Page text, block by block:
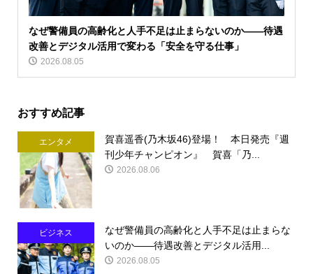
なぜ警備員の高齢化と人手不足は止まらないのか――待遇
改善とデジタル活用で変わる「安全を守る仕事」
2026.08.05
おすすめ記事
エンタメ
賀喜遥香(乃木坂46)登場！ 本日発売『週
刊少年チャンピオン』 賀喜「乃...
2026.08.06
ビジネス
なぜ警備員の高齢化と人手不足は止まらな
いのか――待遇改善とデジタル活用...
2026.08.05